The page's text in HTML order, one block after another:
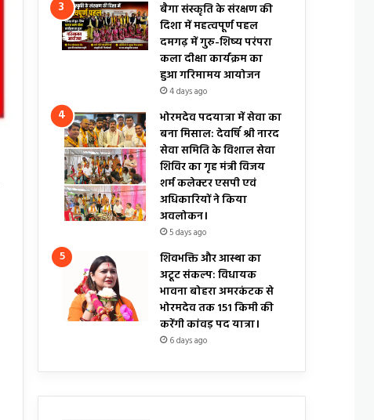
बैगा संस्कृति के संरक्षण की
दिशा में महत्वपूर्ण पहल
दमगढ़ में गुरु-शिष्य परंपरा
कला दीक्षा कार्यक्रम का
हुआ गरिमामय आयोजन
4 days ago
भोरमदेव पदयात्रा में सेवा का
बना मिसाल: देवर्षि श्री नारद
सेवा समिति के विशाल सेवा
शिविर का गृह मंत्री विजय
शर्म कलेक्टर एसपी एवं
अधिकारियों ने किया
अवलोकन।
5 days ago
शिवभक्ति और आस्था का
अटूट संकल्प: विधायक
भावना बोहरा अमरकंटक से
भोरमदेव तक 151 किमी की
करेंगी कांवड़ पद यात्रा।
6 days ago